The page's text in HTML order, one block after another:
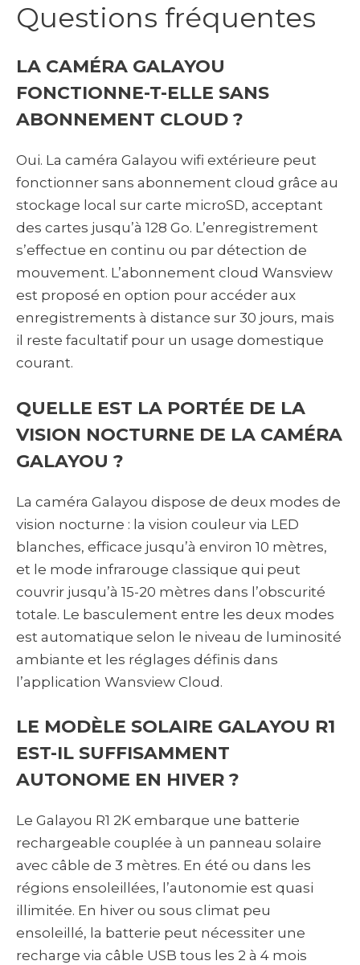
Questions fréquentes
LA CAMÉRA GALAYOU
FONCTIONNE-T-ELLE SANS
ABONNEMENT CLOUD ?
Oui. La caméra Galayou wifi extérieure peut
fonctionner sans abonnement cloud grâce au
stockage local sur carte microSD, acceptant
des cartes jusqu’à 128 Go. L’enregistrement
s’effectue en continu ou par détection de
mouvement. L’abonnement cloud Wansview
est proposé en option pour accéder aux
enregistrements à distance sur 30 jours, mais
il reste facultatif pour un usage domestique
courant.
QUELLE EST LA PORTÉE DE LA
VISION NOCTURNE DE LA CAMÉRA
GALAYOU ?
La caméra Galayou dispose de deux modes de
vision nocturne : la vision couleur via LED
blanches, efficace jusqu’à environ 10 mètres,
et le mode infrarouge classique qui peut
couvrir jusqu’à 15-20 mètres dans l’obscurité
totale. Le basculement entre les deux modes
est automatique selon le niveau de luminosité
ambiante et les réglages définis dans
l’application Wansview Cloud.
LE MODÈLE SOLAIRE GALAYOU R1
EST-IL SUFFISAMMENT
AUTONOME EN HIVER ?
Le Galayou R1 2K embarque une batterie
rechargeable couplée à un panneau solaire
avec câble de 3 mètres. En été ou dans les
régions ensoleillées, l’autonomie est quasi
illimitée. En hiver ou sous climat peu
ensoleillé, la batterie peut nécessiter une
recharge via câble USB tous les 2 à 4 mois